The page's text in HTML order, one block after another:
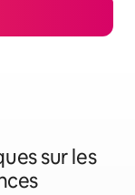
sur les